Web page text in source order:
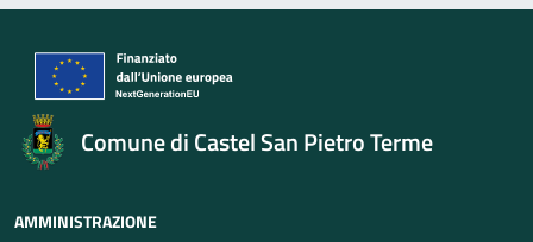
Comune di Castel San Pietro Terme
AMMINISTRAZIONE